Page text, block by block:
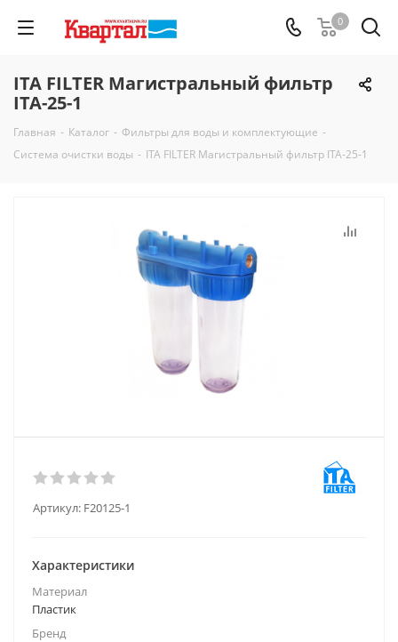
0
ITA FILTER Магистральный фильтр
ITA-25-1
Главная - Каталог - Фильтры для воды и комплектующие -
Система очистки воды - ITA FILTER Магистральный фильтр ITA-25-1
Артикул: F20125-1
Характеристики
Материал
Пластик
Бренд